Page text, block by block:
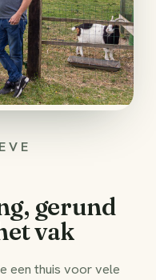
gerund
vak
een thuis voor vele